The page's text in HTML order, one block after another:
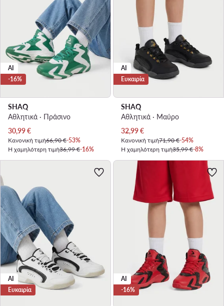
AI
-16%
SHAQ
Αθλητικά · Πράσινο
Τρέχουσα τιμή
30,99€
Κανονική τιμή66,90 €-53%
Η χαμηλότερη τιμή36,99 €-16%
AI
Ευκαιρία
SHAQ
Αθλητικά · Μαύρο
Τρέχουσα τιμή
32,99€
Κανονική τιμή71,90 €-54%
Η χαμηλότερη τιμή35,99 €-8%
AI
Ευκαιρία
AI
-16%